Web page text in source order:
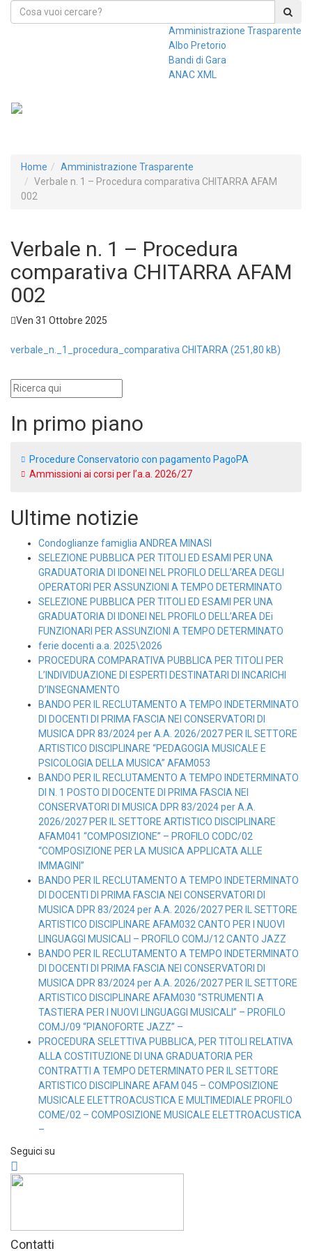
Amministrazione Trasparente
Albo Pretorio
Bandi di Gara
ANAC XML
Home
Amministrazione Trasparente
Verbale n. 1 – Procedura comparativa CHITARRA AFAM
002
Verbale n. 1 – Procedura
comparativa CHITARRA AFAM
002
Ven 31 Ottobre 2025
verbale_n._1_procedura_comparativa CHITARRA
In primo piano
Procedure Conservatorio con pagamento PagoPA
Ammissioni ai corsi per l’a.a. 2026/27
Ultime notizie
Condoglianze famiglia ANDREA MINASI
SELEZIONE PUBBLICA PER TITOLI ED ESAMI PER UNA
GRADUATORIA DI IDONEI NEL PROFILO DELL’AREA DEGLI
OPERATORI PER ASSUNZIONI A TEMPO DETERMINATO
SELEZIONE PUBBLICA PER TITOLI ED ESAMI PER UNA
GRADUATORIA DI IDONEI NEL PROFILO DELL’AREA DEi
FUNZIONARI PER ASSUNZIONI A TEMPO DETERMINATO
ferie docenti a.a. 2025\2026
PROCEDURA COMPARATIVA PUBBLICA PER TITOLI PER
L’INDIVIDUAZIONE DI ESPERTI DESTINATARI DI INCARICHI
D’INSEGNAMENTO
BANDO PER IL RECLUTAMENTO A TEMPO INDETERMINATO
DI DOCENTI DI PRIMA FASCIA NEI CONSERVATORI DI
MUSICA DPR 83/2024 per A.A. 2026/2027 PER IL SETTORE
ARTISTICO DISCIPLINARE “PEDAGOGIA MUSICALE E
PSICOLOGIA DELLA MUSICA” AFAM053
BANDO PER IL RECLUTAMENTO A TEMPO INDETERMINATO
DI N. 1 POSTO DI DOCENTE DI PRIMA FASCIA NEI
CONSERVATORI DI MUSICA DPR 83/2024 per A.A.
2026/2027 PER IL SETTORE ARTISTICO DISCIPLINARE
AFAM041 “COMPOSIZIONE” – PROFILO CODC/02
“COMPOSIZIONE PER LA MUSICA APPLICATA ALLE
IMMAGINI”
BANDO PER IL RECLUTAMENTO A TEMPO INDETERMINATO
DI DOCENTI DI PRIMA FASCIA NEI CONSERVATORI DI
MUSICA DPR 83/2024 per A.A. 2026/2027 PER IL SETTORE
ARTISTICO DISCIPLINARE AFAM032 CANTO PER I NUOVI
LINGUAGGI MUSICALI – PROFILO COMJ/12 CANTO JAZZ
BANDO PER IL RECLUTAMENTO A TEMPO INDETERMINATO
DI DOCENTI DI PRIMA FASCIA NEI CONSERVATORI DI
MUSICA DPR 83/2024 per A.A. 2026/2027 PER IL SETTORE
ARTISTICO DISCIPLINARE AFAM030 “STRUMENTI A
TASTIERA PER I NUOVI LINGUAGGI MUSICALI” – PROFILO
COMJ/09 “PIANOFORTE JAZZ” –
PROCEDURA SELETTIVA PUBBLICA, PER TITOLI RELATIVA
ALLA COSTITUZIONE DI UNA GRADUATORIA PER
CONTRATTI A TEMPO DETERMINATO PER IL SETTORE
ARTISTICO DISCIPLINARE AFAM 045 – COMPOSIZIONE
MUSICALE ELETTROACUSTICA E MULTIMEDIALE PROFILO
COME/02 – COMPOSIZIONE MUSICALE ELETTROACUSTICA
–
Seguici su
Contatti